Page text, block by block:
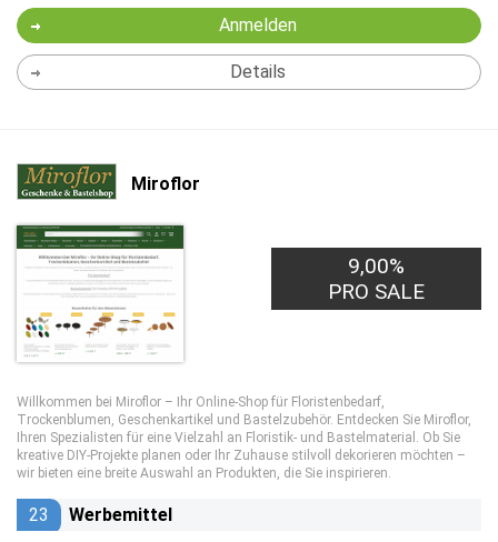
Anmelden
Details
Miroflor
9,00%
PRO SALE
Willkommen bei Miroflor – Ihr Online-Shop für Floristenbedarf,
Trockenblumen, Geschenkartikel und Bastelzubehör. Entdecken Sie Miroflor,
Ihren Spezialisten für eine Vielzahl an Floristik- und Bastelmaterial. Ob Sie
kreative DIY-Projekte planen oder Ihr Zuhause stilvoll dekorieren möchten –
wir bieten eine breite Auswahl an Produkten, die Sie inspirieren.
23 Werbemittel